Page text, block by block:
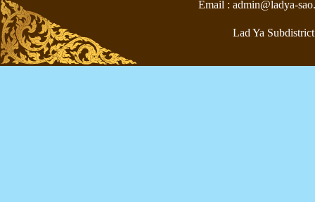
Email : admin@ladya-
Lad Ya